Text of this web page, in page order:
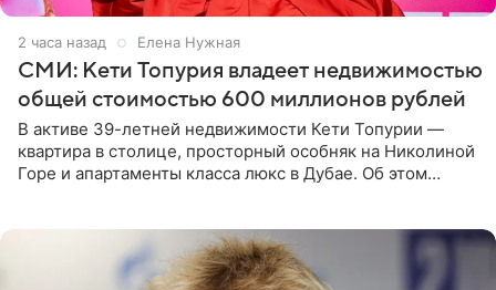
2 часа назад Елена Нужная
СМИ: Кети Топурия владеет недвижимостью
общей стоимостью 600 миллионов рублей
В активе 39-летней недвижимости Кети Топурии —
квартира в столице, просторный особняк на Николиной
Горе и апартаменты класса люкс в Дубае. Об этом